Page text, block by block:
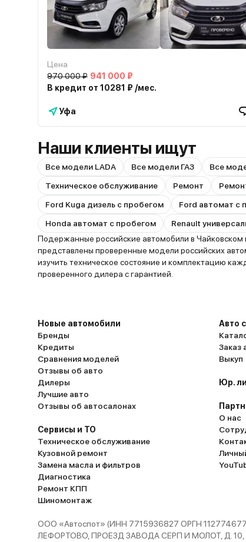
Цена
970 000 ₽ 941 000 ₽
В кредит от 10281 ₽ /мес.
Уфа
Наши клиенты ищут
Все модели LADA Все модели ГАЗ Все
Техническое обслуживание
Ремонт
Ford Kuga дизель с пробегом
Ford автомат с
Honda автомат с пробегом
Renault
Подержанные российские автомобили в Чайковском
представлены проверенные модели российских
изучить техническое состояние и комплектацию
проверенного дилера с гарантией.
Новые автомобили
Бренды
Кредиты
Сравнения моделей
Отзывы об авто
Дилеры
Лучшие авто
Отзывы об автосалонах
Сервисы и ТО
Техническое обслуживание
Кузовной ремонт
Замена масла и фильтров
Диагностика
Ремонт КПП
Шиномонтаж
Авто
Заказ
Выкуп
Юр.
О нас
ООО «Автоспот» (ИНН 7715936827 ОРГН
ЛЕФОРТОВО, ПРОЕЗД ЗАВОДА СЕРП И МОЛОТ, Д. 10,